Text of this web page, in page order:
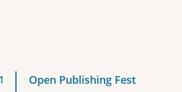
Open Publishing Fest